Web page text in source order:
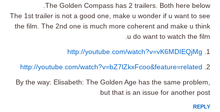
The Golden Compass has 2 trailers. Both here below.
The 1st trailer is not a good one, make u wonder if u want to see
the film. The 2nd one is much more coherent and make u think
u do want to watch the film.
1.
http://youtube.com/watch?v=vK6MDIEQjMg
2.
http://youtube.com/watch?v=bZ7lZkxFcoo&feature=related
By the way: Elisabeth: The Golden Age has the same problem,
but that is an issue for another post
REPLY